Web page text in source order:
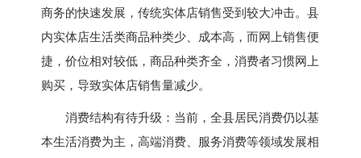
商务的快速发展，传统实体店销售受到较大冲击。县
内实体店生活类商品种类少、成本高，而网上销售便
捷，价位相对较低，商品种类齐全，消费者习惯网上
购买，导致实体店销售量减少。
消费结构有待升级：当前，全县居民消费仍以基
本生活消费为主，高端消费、服务消费等领域发展相